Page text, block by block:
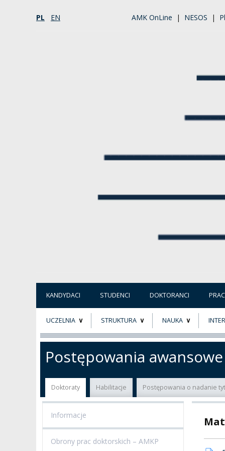
PL EN AMK OnLine | NESOS |
KANDYDACI STUDENCI DOKTORANCI
UCZELNIA
KADRA PEDAGOGICZNA
DOKTORATY HC
STRUKTURA
WYDZIAŁY
OGÓLNOUCZELNIANY
NAUKA
JAKOŚĆ KSZTAŁCENIA
NOSTRYFIKACJA
DYPLOMÓW
Postępowania awansowe
Doktoraty Habilitacje Postępowania o nadanie
Informacje
Obrony prac doktorskich – AMKP